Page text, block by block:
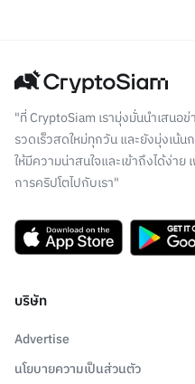
"ที่ CryptoSiam เรามุ่งมั่นนำเสนอ
รวดเร็วสดใหม่ทุกวัน และยังมุ่งเน้น
ให้มีความน่าสนใจและเข้าถึงได้ง่า
การคริปโตไปกับเรา"
บริษัท
Advertise
นโยบายความเป็นส่วนตัว